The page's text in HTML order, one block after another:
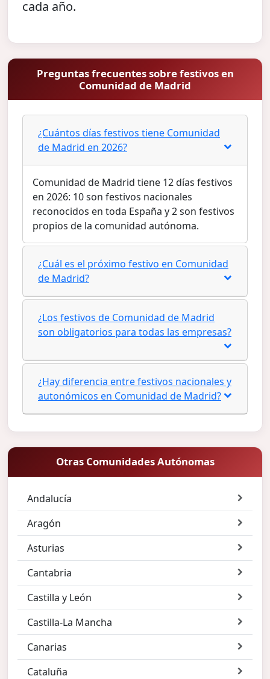
cada año.
Preguntas frecuentes sobre festivos en
Comunidad de Madrid
¿Cuántos días festivos tiene Comunidad
de Madrid en 2026?
Comunidad de Madrid tiene 12 días festivos
en 2026: 10 son festivos nacionales
reconocidos en toda España y 2 son festivos
propios de la comunidad autónoma.
¿Cuál es el próximo festivo en Comunidad
de Madrid?
¿Los festivos de Comunidad de Madrid
son obligatorios para todas las empresas?
¿Hay diferencia entre festivos nacionales y
autonómicos en Comunidad de Madrid?
Otras Comunidades Autónomas
Andalucía
Aragón
Asturias
Cantabria
Castilla y León
Castilla-La Mancha
Canarias
Cataluña